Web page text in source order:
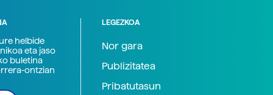
helbide
eta jaso
buletina
ontzian
LEGEZKOA
Nor gara
Publizitatea
Pribatutasun